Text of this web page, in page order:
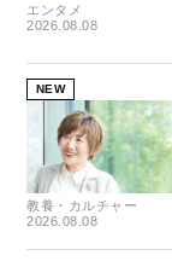
エンタメ
2026.08.08
NEW
教養・カルチャー
2026.08.08